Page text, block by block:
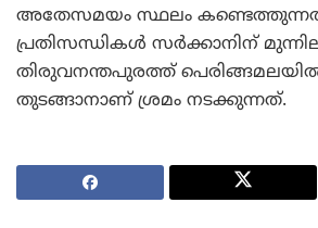
അതേസമയം സ്ഥലം
പ്രതിസന്ധികള്‍ സര്‍ക്കാനിന്
തിരുവനന്തപുരത്ത്
തുടങ്ങാനാണ് ശ്രമം നടക്കുന്നത്.